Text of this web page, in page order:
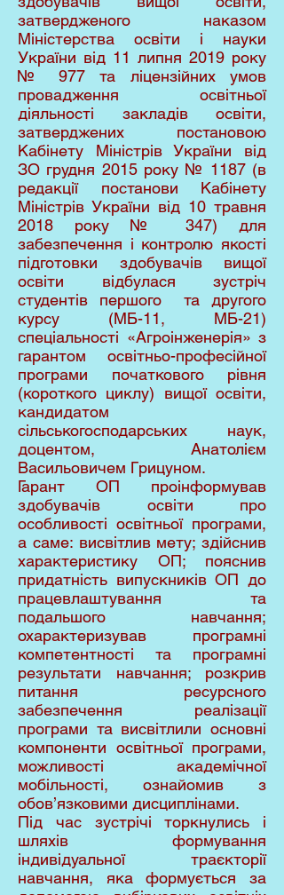
затвердженого наказом
Міністерства освіти і науки
України від 11 липня 2019 року
№ 977 та ліцензійних умов
провадження освітньої
діяльності закладів освіти,
затверджених постановою
Кабінету Міністрів України від
ЗО грудня 2015 року № 1187 (в
редакції постанови Кабінету
Міністрів України від 10 травня
2018 року № 347) для
забезпечення і контролю якості
підготовки здобувачів вищої
освіти відбулася зустріч
студентів першого та другого
курсу (МБ-11, МБ-21)
спеціальності «Агроінженерія» з
гарантом освітньо-професійної
програми початкового рівня
(короткого циклу) вищої освіти,
кандидатом
сільськогосподарських наук,
доцентом, Анатолієм
Васильовичем Грицуном.
Гарант ОП проінформував
здобувачів освіти про
особливості освітньої програми,
а саме: висвітлив мету; здійснив
характеристику ОП; пояснив
придатність випускників ОП до
працевлаштування та
подальшого навчання;
охарактеризував програмні
компетентності та програмні
результати навчання; розкрив
питання ресурсного
забезпечення реалізації
програми та висвітлили основні
компоненти освітньої програми,
можливості академічної
мобільності, ознайомив з
обов’язковими дисциплінами.
Під час зустрічі торкнулись і
шляхів формування
індивідуальної траєкторії
навчання, яка формується за